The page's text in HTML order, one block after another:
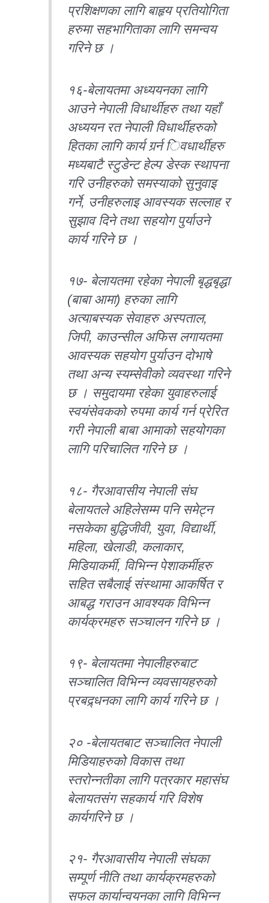
प्रशिक्षणका लागि बाहृय प्रतियोगिता
हरुमा सहभागिताका लागि समन्वय
गरिने छ ।
१६-बेलायतमा अध्ययनका लागि
आउने नेपाली विधार्थीहरु तथा यहाँ
अध्ययन रत नेपाली विधार्थीहरुको
हितका लागि कार्य गर्र्न िवधार्थीहरु
मध्यबाटै स्टुडेन्ट हेल्प डेस्क स्थापना
गरि उनीहरुको समस्याको सुनुवाइ
गर्ने, उनीहरुलाइ आवस्यक सल्लाह र
सुझाव दिने तथा सहयोग पुर्याउने
कार्य गरिने छ ।
१७- बेलायतमा रहेका नेपाली बृद्धबृद्धा
(बाबा आमा) हरुका लागि
अत्याबस्यक सेवाहरु अस्पताल,
जिपी, काउन्सील अफिस लगायतमा
आवस्यक सहयोग पुर्याउन दोभाषे
तथा अन्य स्यम्सेवीको व्यवस्था गरिने
छ । समुदायमा रहेका युवाहरुलाई
स्वयंसेवकको रुपमा कार्य गर्न प्रेरित
गरी नेपाली बाबा आमाको सहयोगका
लागि परिचालित गरिने छ ।
१८- गैरआवासीय नेपाली संघ
बेलायतले अहिलेसम्म पनि समेट्न
नसकेका बुद्धिजीवी, युवा, विद्यार्थी,
महिला, खेलाडी, कलाकार,
मिडियाकर्मी, विभिन्न पेशाकर्मीहरु
सहित सबैलाई संस्थामा आकर्षित र
आबद्ध गराउन आवश्यक विभिन्न
कार्यक्रमहरु सञ्चालन गरिने छ ।
१९- बेलायतमा नेपालीहरुबाट
सञ्चालित विभिन्न व्यवसायहरुको
प्रबद्र्धनका लागि कार्य गरिने छ ।
२० -बेलायतबाट सञ्चालित नेपाली
मिडियाहरुको विकास तथा
स्तरोन्नतीका लागि पत्रकार महासंघ
बेलायतसंग सहकार्य गरि विशेष
कार्यगरिने छ ।
२१- गैरआवासीय नेपाली संघका
सम्पूर्ण नीति तथा कार्यक्रमहरुको
सफल कार्यान्वयनका लागि विभिन्न